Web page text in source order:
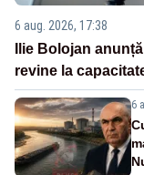
6 aug. 2026, 17:38
Ilie Bolojan
revine la
6